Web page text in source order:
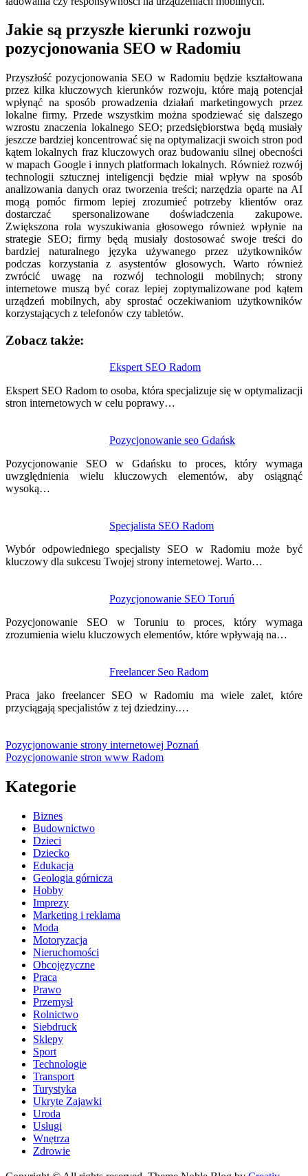
Jakie są przyszłe kierunki rozwoju
pozycjonowania SEO w Radomiu
Przyszłość pozycjonowania SEO w Radomiu będzie kształtowana
przez kilka kluczowych kierunków rozwoju, które mają potencjał
wpłynąć na sposób prowadzenia działań marketingowych przez
lokalne firmy. Przede wszystkim można spodziewać się dalszego
wzrostu znaczenia lokalnego SEO; przedsiębiorstwa będą musiały
jeszcze bardziej koncentrować się na optymalizacji swoich stron pod
kątem lokalnych fraz kluczowych oraz budowaniu silnej obecności
w mapach Google i innych platformach lokalnych. Również rozwój
technologii sztucznej inteligencji będzie miał wpływ na sposób
analizowania danych oraz tworzenia treści; narzędzia oparte na AI
mogą pomóc firmom lepiej zrozumieć potrzeby klientów oraz
dostarczać spersonalizowane doświadczenia zakupowe.
Zwiększona rola wyszukiwania głosowego również wpłynie na
strategie SEO; firmy będą musiały dostosować swoje treści do
bardziej naturalnego języka używanego przez użytkowników
podczas korzystania z asystentów głosowych. Warto również
zwrócić uwagę na rozwój technologii mobilnych; strony
internetowe muszą być coraz lepiej zoptymalizowane pod kątem
urządzeń mobilnych, aby sprostać oczekiwaniom użytkowników
korzystających z telefonów czy tabletów.
Zobacz także:
Ekspert SEO Radom
Ekspert SEO Radom to osoba, która specjalizuje się w optymalizacji
stron internetowych w celu poprawy…
Pozycjonowanie seo Gdańsk
Pozycjonowanie SEO w Gdańsku to proces, który wymaga
uwzględnienia wielu kluczowych elementów, aby osiągnąć
wysoką…
Specjalista SEO Radom
Wybór odpowiedniego specjalisty SEO w Radomiu może być
kluczowy dla sukcesu Twojej strony internetowej. Warto…
Pozycjonowanie SEO Toruń
Pozycjonowanie SEO w Toruniu to proces, który wymaga
zrozumienia wielu kluczowych elementów, które wpływają na…
Freelancer Seo Radom
Praca jako freelancer SEO w Radomiu ma wiele zalet, które
przyciągają specjalistów z tej dziedziny.…
wpisu
Pozycjonowanie strony internetowej Poznań
Pozycjonowanie stron www Radom
Kategorie
Biznes
Budownictwo
Dzieci
Dziecko
Edukacja
Geologia górnicza
Hobby
Imprezy
Marketing i reklama
Moda
Motoryzacja
Nieruchomości
Obcojęzyczne
Praca
Prawo
Przemysł
Rolnictwo
Siebdruck
Sklepy
Sport
Technologie
Transport
Turystyka
Ukryte Zajawki
Uroda
Usługi
Wnętrza
Zdrowie